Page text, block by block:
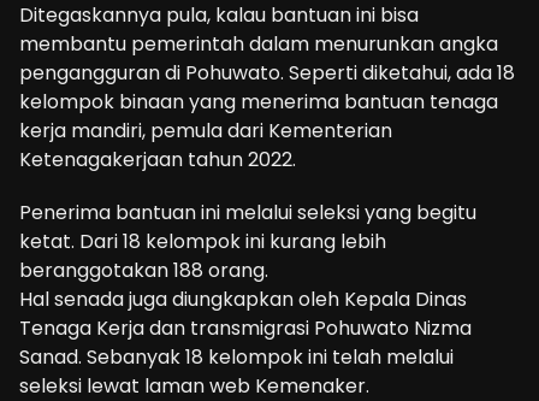
Ditegaskannya pula, kalau bantuan ini bisa
membantu pemerintah dalam menurunkan angka
pengangguran di Pohuwato. Seperti diketahui, ada 18
kelompok binaan yang menerima bantuan tenaga
kerja mandiri, pemula dari Kementerian
Ketenagakerjaan tahun 2022.
Penerima bantuan ini melalui seleksi yang begitu
ketat. Dari 18 kelompok ini kurang lebih
beranggotakan 188 orang.
Hal senada juga diungkapkan oleh Kepala Dinas
Tenaga Kerja dan transmigrasi Pohuwato Nizma
Sanad. Sebanyak 18 kelompok ini telah melalui
seleksi lewat laman web Kemenaker.